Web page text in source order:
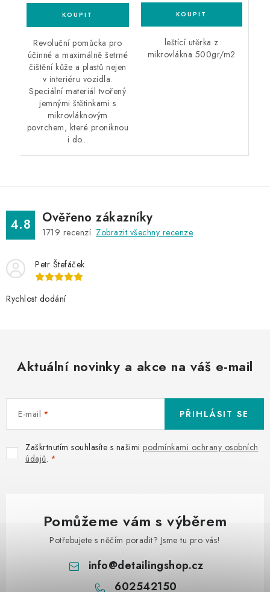
Revoluční pomůcka pro
účinné a maximálně šetrné
čištění kůže a plastů nejen
v interiéru vozidla.
Speciální materiál tvořený
jemnými štětinkami s
mikrovláknovým
povrchem, které proniknou
i do...
leštící utěrka z
mikrovlákna 500gr/m2
4.8 Ověřeno zákazníky
1719 recenzí. Zobrazit všechny recenze
Petr Štefáček
Rychlost dodání
Aktuální novinky a akce na váš e-mail
E-mail
Zaškrtnutím souhlasíte s našimi podmínkami ochrany osobních
údajů.
PŘIHLÁSIT SE
Pomůžeme vám s výběrem
Potřebujete s něčím poradit? Jsme tu pro vás!
info@detailingshop.cz
602542150